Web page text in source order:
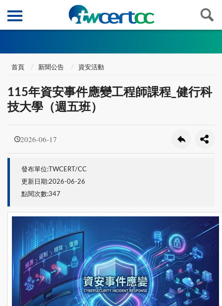
首頁 新聞公告 資安活動
115年資安事件應變工程師課程_健行科
技大學（週五班）
2026-06-17
發布單位:TWCERT/CC
更新日期:2026-06-26
點閱次數:347